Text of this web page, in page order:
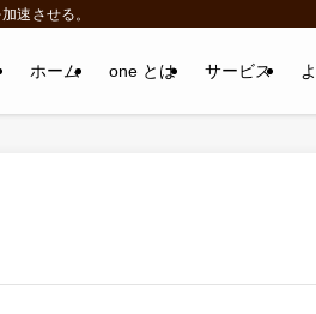
速させる。
ホーム one とは サービス